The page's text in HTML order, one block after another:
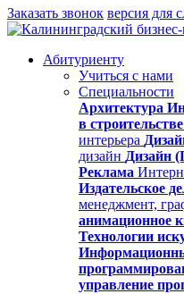
Заказать звонок версия для
Абитуриенту
Учиться с нами
Специальности
Архитектура
в строительстве
интерьера
дизайн Дизайн
Реклама
Издательское
менеджмент,
анимационное
Технологии
управление